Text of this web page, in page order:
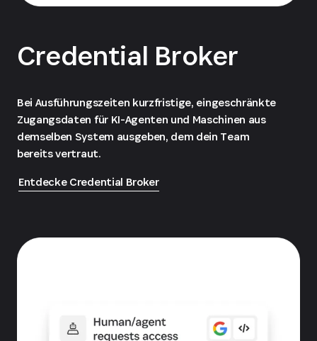
Credential Broker
Bei Ausführungszeiten kurzfristige, eingeschränkte
Zugangsdaten für KI-Agenten und Maschinen aus
demselben System ausgeben, dem dein Team
bereits vertraut.
Entdecke Credential Broker